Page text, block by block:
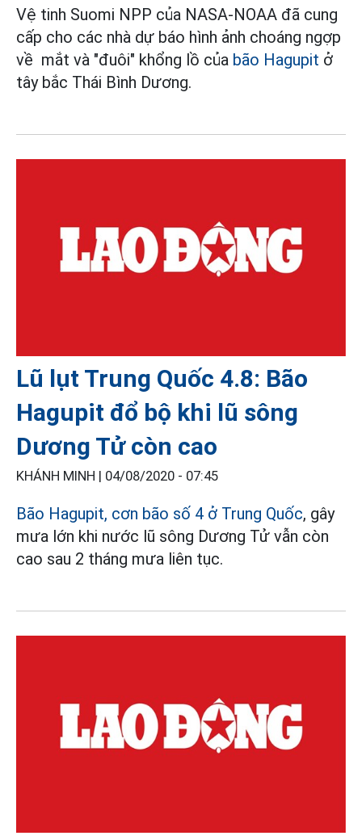
Vệ tinh Suomi NPP của NASA-NOAA đã cung
cấp cho các nhà dự báo hình ảnh choáng ngợp
về mắt và "đuôi" khổng lồ của bão Hagupit ở
tây bắc Thái Bình Dương.
Lũ lụt Trung Quốc 4.8: Bão
Hagupit đổ bộ khi lũ sông
Dương Tử còn cao
KHÁNH MINH | 04/08/2020 - 07:45
Bão Hagupit, cơn bão số 4 ở Trung Quốc, gây
mưa lớn khi nước lũ sông Dương Tử vẫn còn
cao sau 2 tháng mưa liên tục.